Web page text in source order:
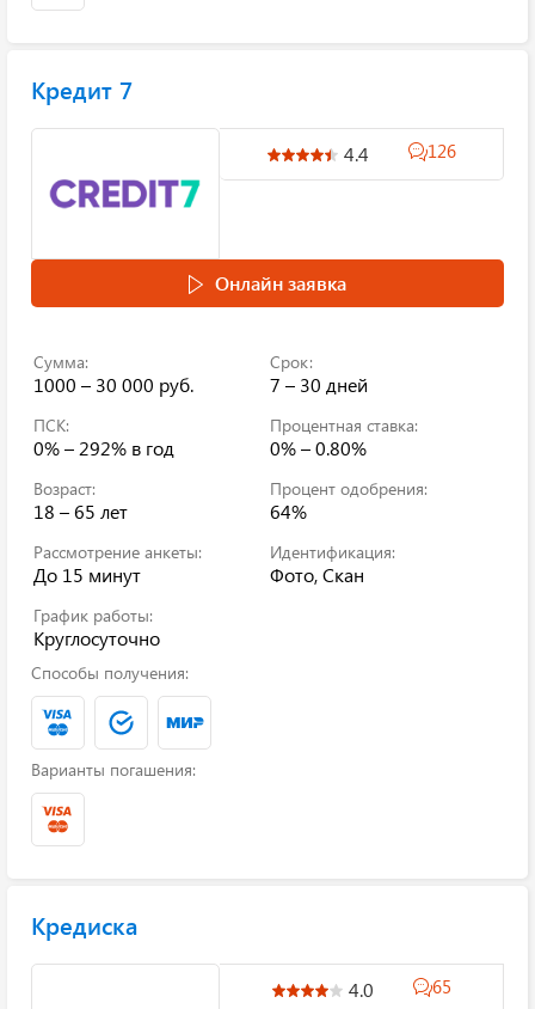
Кредит 7
4.4 126
Онлайн заявка
Сумма:
1000 – 30 000 руб.
Срок:
7 – 30 дней
ПСК:
0% – 292% в год
Процентная ставка:
0% – 0.80%
Возраст:
18 – 65 лет
Процент одобрения:
64%
Рассмотрение анкеты:
До 15 минут
Идентификация:
Фото, Скан
График работы:
Круглосуточно
Способы получения:
Варианты погашения:
Кредиска
4.0 65